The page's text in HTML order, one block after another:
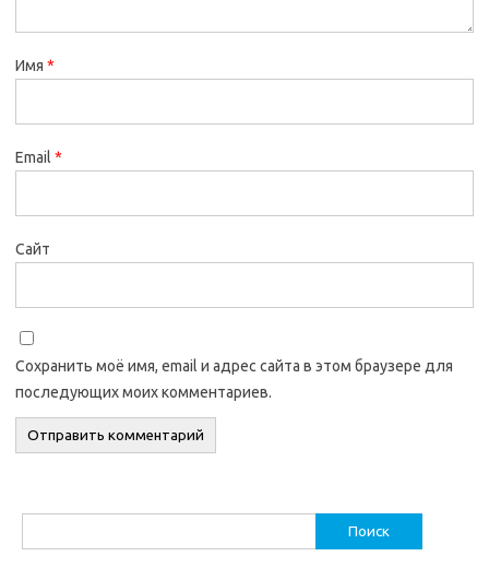
Имя *
Email *
Сайт
Сохранить моё имя, email и адрес сайта в этом браузере для
последующих моих комментариев.